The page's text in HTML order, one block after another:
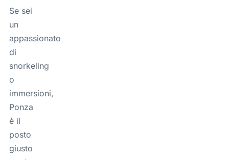
Se sei
un
appassionato
di
snorkeling
o
immersioni,
Ponza
è il
posto
giusto